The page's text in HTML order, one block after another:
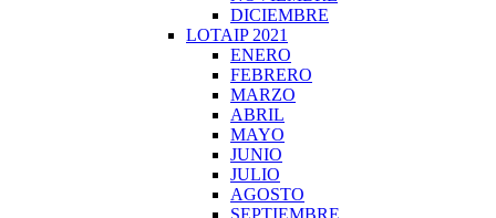
DICIEMBRE
LOTAIP 2021
ENERO
FEBRERO
MARZO
ABRIL
MAYO
JUNIO
JULIO
AGOSTO
SEPTIEMBRE